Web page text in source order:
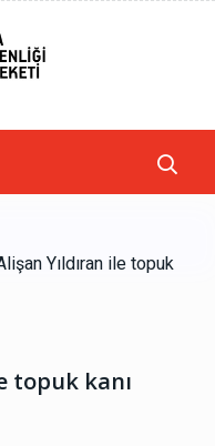
Yıldıran ile topuk
topuk kanı